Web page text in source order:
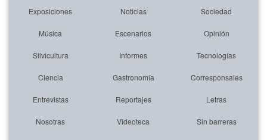
Exposiciones Noticias Sociedad
Música Escenarios Opinión
Silvicultura Informes Tecnologías
Ciencia Gastronomía Corresponsales
Entrevistas Reportajes Letras
Nosotras Videoteca Sin barreras